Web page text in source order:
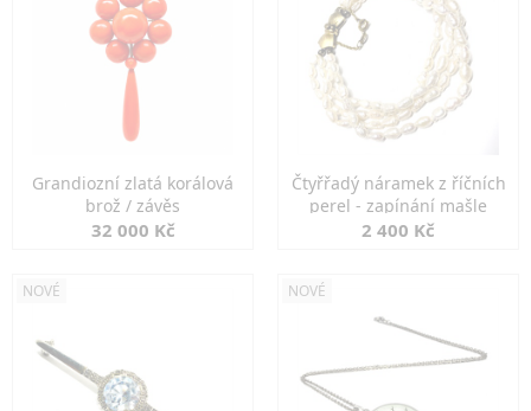
Grandiozní zlatá korálová
brož / závěs
32 000 Kč
Čtyřřadý náramek z říčních
perel - zapínání mašle
2 400 Kč
NOVÉ NOVÉ